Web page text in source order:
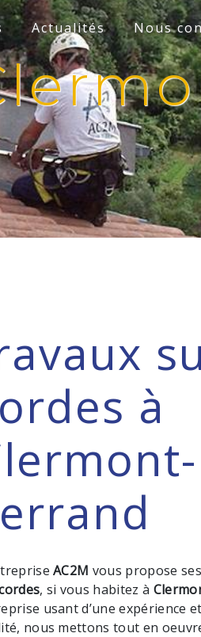
Actualités Nous
à
AC2M vous propose
, si vous habitez à
usant d’une expérience
nous mettons tout en